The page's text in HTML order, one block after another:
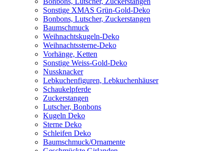
Sonstige XMAS Grün-Gold-Deko
Bonbons, Lutscher, Zuckerstangen
Baumschmuck
Weihnachtskugeln-Deko
Weihnachtssterne-Deko
Vorhänge, Ketten
Sonstige Weiss-Gold-Deko
Nussknacker
Lebkuchenfiguren, Lebkuchenhäuser
Schaukelpferde
Zuckerstangen
Lutscher, Bonbons
Kugeln Deko
Sterne Deko
Schleifen Deko
Baumschmuck/Ornamente